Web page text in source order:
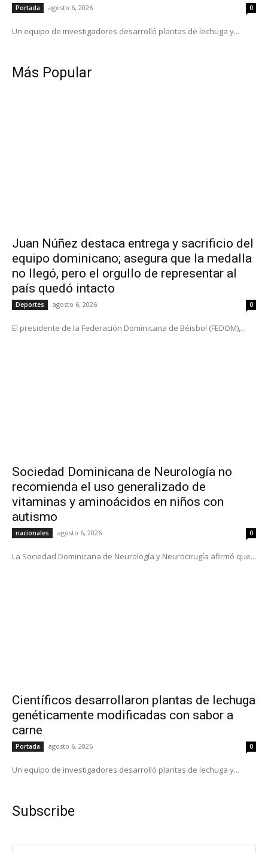
Portada agosto 6, 2026 0
Un equipo de investigadores desarrolló plantas de lechuga y...
Más Popular
Juan Núñez destaca entrega y sacrificio del
equipo dominicano; asegura que la medalla
no llegó, pero el orgullo de representar al
país quedó intacto
Deportes agosto 6, 2026 0
El presidente de la Federación Dominicana de Béisbol (FEDOM),...
Sociedad Dominicana de Neurología no
recomienda el uso generalizado de
vitaminas y aminoácidos en niños con
autismo
nacionales agosto 6, 2026 0
La Sociedad Dominicana de Neurología y Neurocirugía afirmó que...
Científicos desarrollaron plantas de lechuga
genéticamente modificadas con sabor a
carne
Portada agosto 6, 2026 0
Un equipo de investigadores desarrolló plantas de lechuga y...
Subscribe